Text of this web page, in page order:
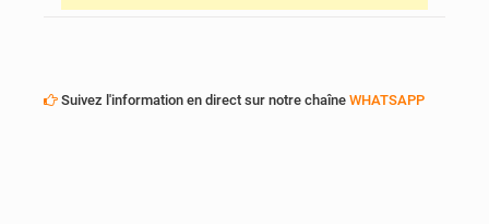
Suivez l'information en direct sur notre chaîne WHATSAPP